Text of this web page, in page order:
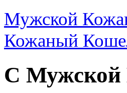
Мужской
Кожаный
С Мужской